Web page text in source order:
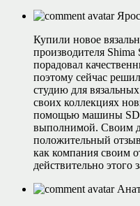
Купили новое
производителя
порадовал
поэтому сейчас
студию для
своих коллекциях
помощью машины
выполнимой. Своим
положительный
как компания своим
действительно этого